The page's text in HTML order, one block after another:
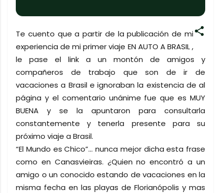
Te cuento que a partir de la publicación de mi
experiencia de mi primer viaje EN AUTO A BRASIL ,
le pase el link a un montón de amigos y
compañeros de trabajo que son de ir de
vacaciones a Brasil e ignoraban la existencia de al
página y el comentario unánime fue que es MUY
BUENA y se la apuntaron para consultarla
constantemente y tenerla presente para su
próximo viaje a Brasil.
“El Mundo es Chico”… nunca mejor dicha esta frase
como en Canasvieiras. ¿Quien no encontró a un
amigo o un conocido estando de vacaciones en la
misma fecha en las playas de Florianópolis y mas